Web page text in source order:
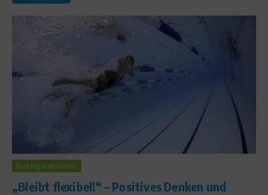
Richtig trainieren
„Bleibt flexibel!“ – Positives Denken und